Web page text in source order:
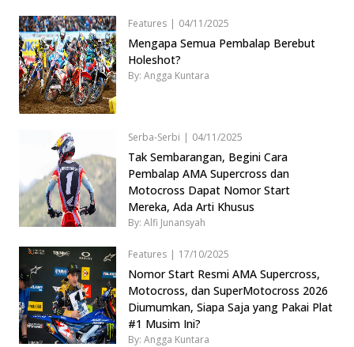
Features | 04/11/2025
Mengapa Semua Pembalap Berebut
Holeshot?
By: Angga Kuntara
Serba-Serbi | 04/11/2025
Tak Sembarangan, Begini Cara
Pembalap AMA Supercross dan
Motocross Dapat Nomor Start
Mereka, Ada Arti Khusus
By: Alfi Junansyah
Features | 17/10/2025
Nomor Start Resmi AMA Supercross,
Motocross, dan SuperMotocross 2026
Diumumkan, Siapa Saja yang Pakai Plat
#1 Musim Ini?
By: Angga Kuntara